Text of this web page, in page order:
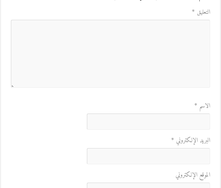
التعليق *
الاسم *
البريد الإلكتروني *
الموقع الإلكتروني